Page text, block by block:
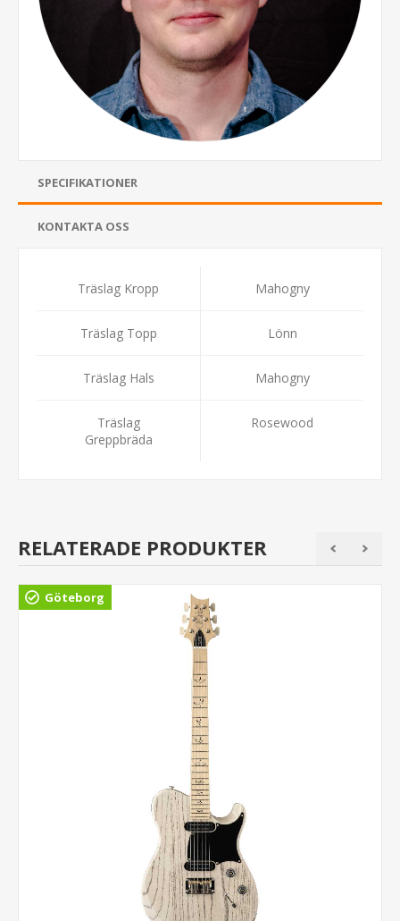
SPECIFIKATIONER
KONTAKTA OSS
Träslag Kropp Mahogny
Träslag Topp Lönn
Träslag Hals Mahogny
Träslag
Greppbräda
Rosewood
RELATERADE PRODUKTER
Göteborg